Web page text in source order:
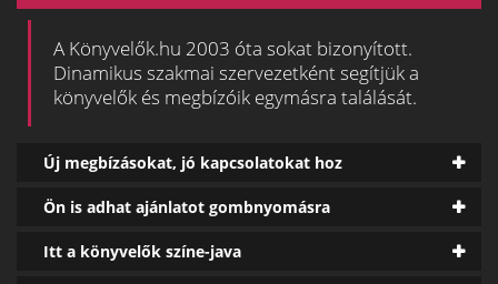
A Könyvelők.hu 2003 óta sokat bizonyított.
Dinamikus szakmai szervezetként segítjük a
könyvelők és megbízóik egymásra találását.
Új megbízásokat, jó kapcsolatokat hoz
Ön is adhat ajánlatot gombnyomásra
Itt a könyvelők színe-java